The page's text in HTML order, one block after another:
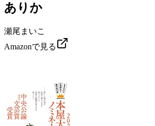
ありか
瀬尾まいこ
Amazonで見る